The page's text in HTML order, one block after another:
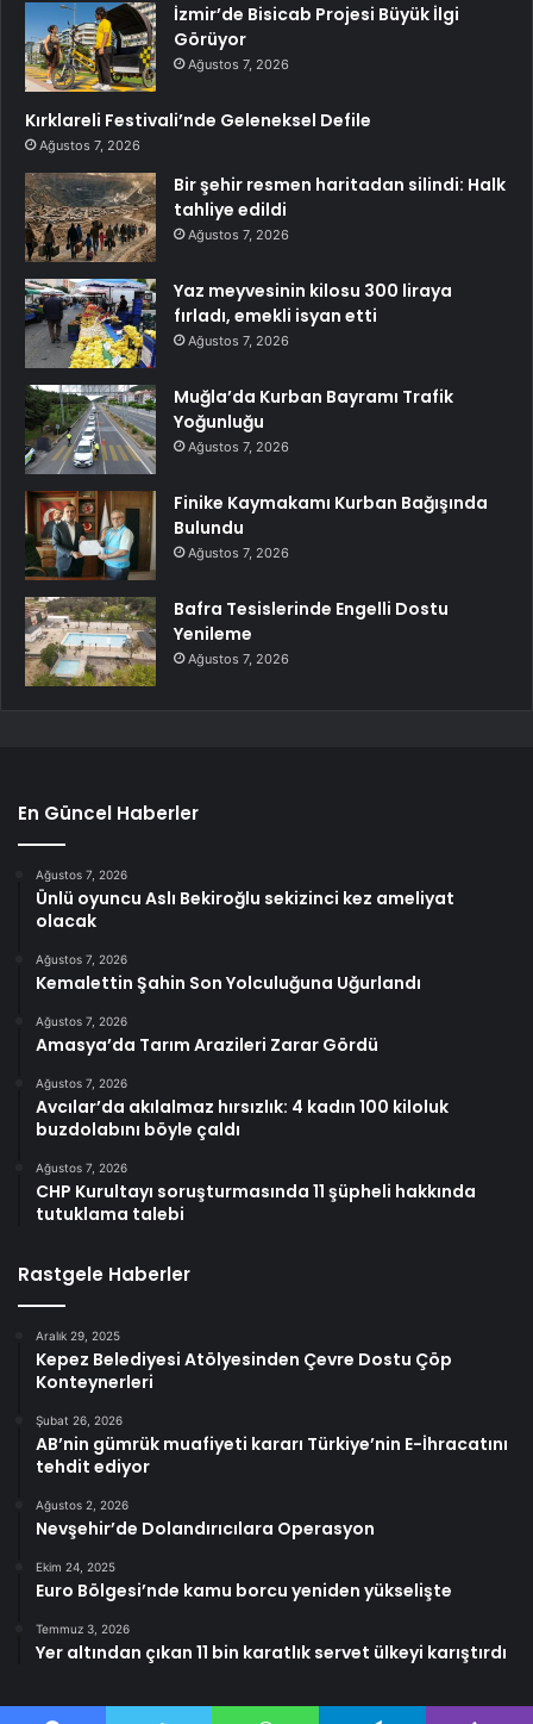
İzmir’de Bisicab Projesi Büyük İlgi
Görüyor
Ağustos 7, 2026
Kırklareli Festivali’nde Geleneksel Defile
Ağustos 7, 2026
Bir şehir resmen haritadan silindi: Halk
tahliye edildi
Ağustos 7, 2026
Yaz meyvesinin kilosu 300 liraya
fırladı, emekli isyan etti
Ağustos 7, 2026
Muğla’da Kurban Bayramı Trafik
Yoğunluğu
Ağustos 7, 2026
Finike Kaymakamı Kurban Bağışında
Bulundu
Ağustos 7, 2026
Bafra Tesislerinde Engelli Dostu
Yenileme
Ağustos 7, 2026
En Güncel Haberler
Ağustos 7, 2026
Ünlü oyuncu Aslı Bekiroğlu sekizinci kez ameliyat
olacak
Ağustos 7, 2026
Kemalettin Şahin Son Yolculuğuna Uğurlandı
Ağustos 7, 2026
Amasya’da Tarım Arazileri Zarar Gördü
Ağustos 7, 2026
Avcılar’da akılalmaz hırsızlık: 4 kadın 100 kiloluk
buzdolabını böyle çaldı
Ağustos 7, 2026
CHP Kurultayı soruşturmasında 11 şüpheli hakkında
tutuklama talebi
Rastgele Haberler
Aralık 29, 2025
Kepez Belediyesi Atölyesinden Çevre Dostu Çöp
Konteynerleri
Şubat 26, 2026
AB’nin gümrük muafiyeti kararı Türkiye’nin E-İhracatını
tehdit ediyor
Ağustos 2, 2026
Nevşehir’de Dolandırıcılara Operasyon
Ekim 24, 2025
Euro Bölgesi’nde kamu borcu yeniden yükselişte
Temmuz 3, 2026
Yer altından çıkan 11 bin karatlık servet ülkeyi karıştırdı